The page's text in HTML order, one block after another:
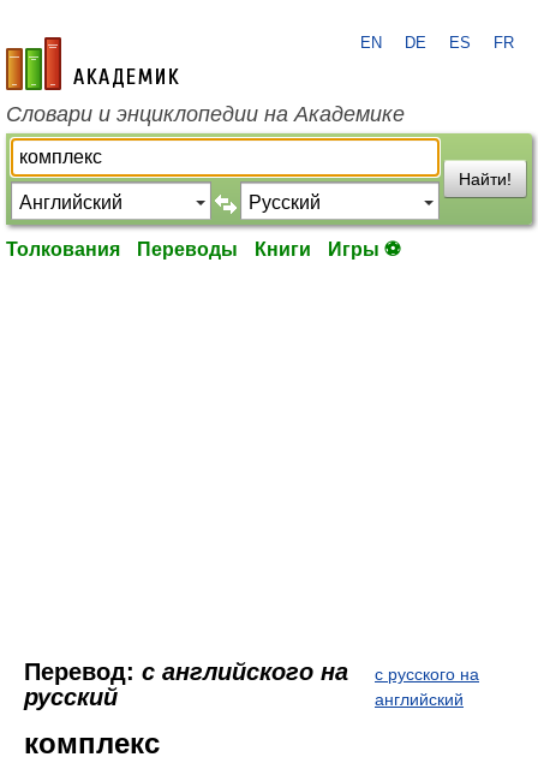
academic.ru
EN DE ES FR
Словари и энциклопедии на Академике
Найти!
Толкования Переводы Книги Игры ⚽
Перевод: с английского на
русский
с русского на
английский
комплекс